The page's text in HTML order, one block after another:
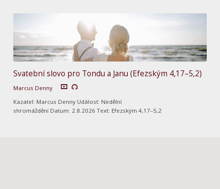
Svatební slovo pro Tondu a Janu (Efezským 4,17–5,2)
Marcus Denny
Kazatel: Marcus Denny Událost: Nedělní
shromáždění Datum: 2.8.2026 Text: Efezským 4,17–5,2